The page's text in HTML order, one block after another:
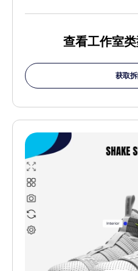
查看工作室
获取